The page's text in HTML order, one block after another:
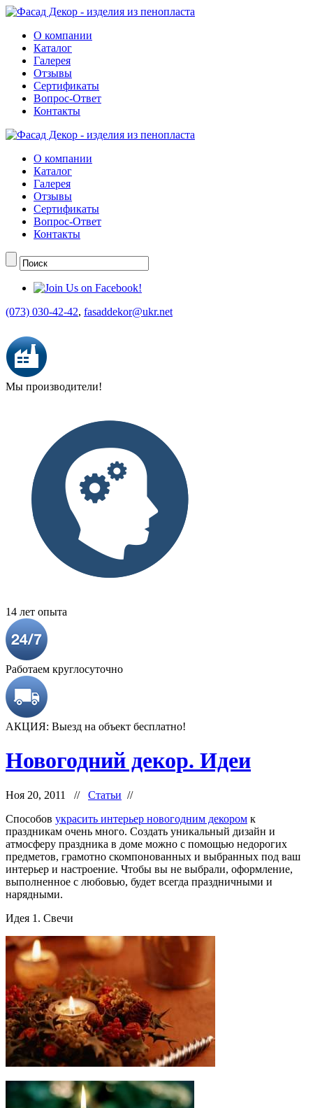
О компании
Каталог
Галерея
Отзывы
Сертификаты
Вопрос-Ответ
Контакты
О компании
Каталог
Галерея
Отзывы
Сертификаты
Вопрос-Ответ
Контакты
(073) 030-42-42, fasaddekor@ukr.net
Мы производители!
14 лет опыта
Работаем круглосуточно
АКЦИЯ: Выезд на объект бесплатно!
Новогодний декор. Идеи
Ноя 20, 2011 // Статьи //
Способов украсить интерьер новогодним декором к
праздникам очень много. Создать уникальный дизайн и
атмосферу праздника в доме можно с помощью недорогих
предметов, грамотно скомпонованных и выбранных под ваш
интерьер и настроение. Чтобы вы не выбрали, оформление,
выполненное с любовью, будет всегда праздничными и
нарядными.
Идея 1. Свечи